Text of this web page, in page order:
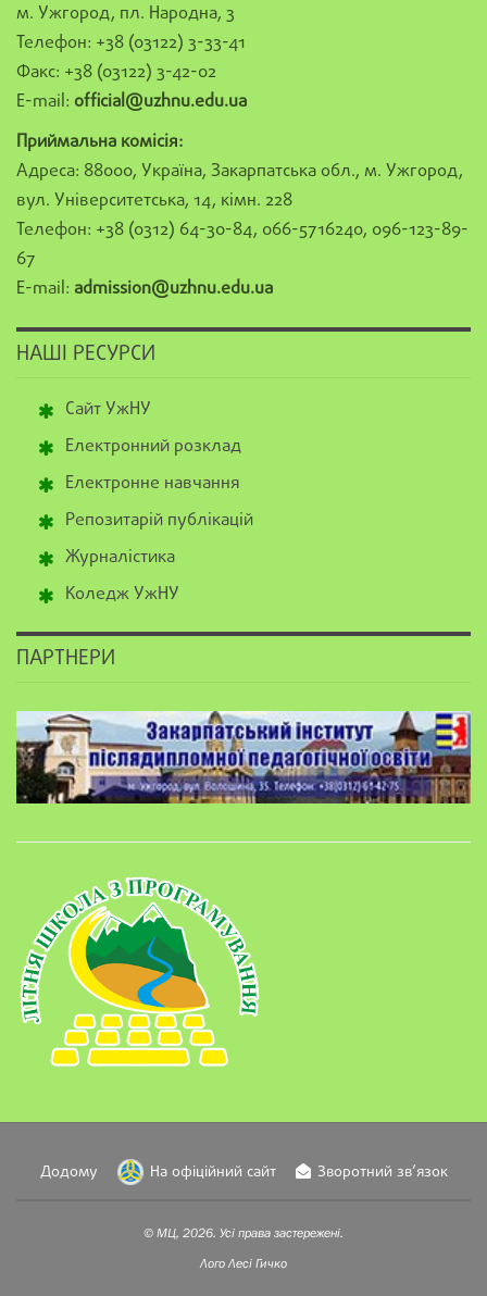
м. Ужгород, пл. Народна, 3
Телефон: +38 (03122) 3-33-41
Факс: +38 (03122) 3-42-02
E-mail: official@uzhnu.edu.ua
Приймальна комісія:
Адреса: 88000, Україна, Закарпатська обл., м. Ужгород,
вул. Університетська, 14, кімн. 228
Телефон: +38 (0312) 64-30-84, 066-5716240, 096-123-89-
67
E-mail: admission@uzhnu.edu.ua
НАШІ РЕСУРСИ
Сайт УжНУ
Електронний розклад
Електронне навчання
Репозитарій публікацій
Журналістика
Коледж УжНУ
ПАРТНЕРИ
Додому На офіційний сайт Зворотний зв’язок
© МЦ, 2026. Усі права застережені.
Лого Лесі Гичко